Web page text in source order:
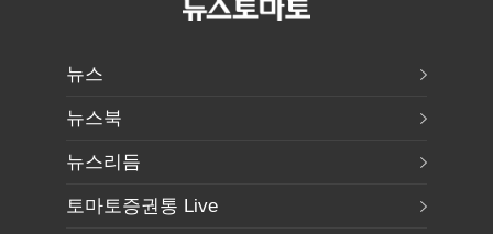
뉴스
뉴스북
뉴스리듬
토마토증권통 Live